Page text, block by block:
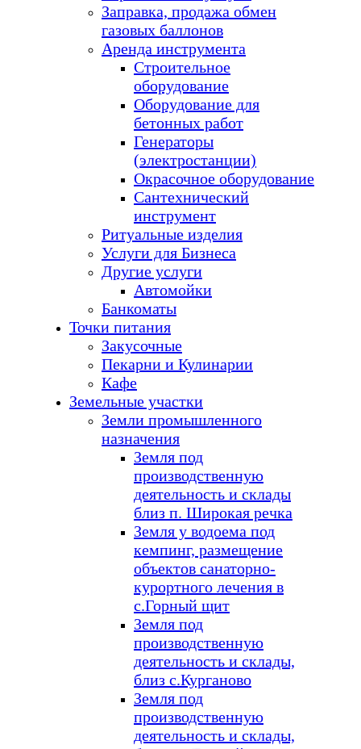
Заправка, продажа обмен
газовых баллонов
Аренда инструмента
Строительное
оборудование
Оборудование для
бетонных работ
Генераторы
(электростанции)
Окрасочное оборудование
Сантехнический
инструмент
Ритуальные изделия
Услуги для Бизнеса
Другие услуги
Автомойки
Банкоматы
Точки питания
Закусочные
Пекарни и Кулинарии
Кафе
Земельные участки
Земли промышленного
назначения
Земля под
производственную
деятельность и склады
близ п. Широкая речка
Земля у водоема под
кемпинг, размещение
объектов санаторно-
курортного лечения в
с.Горный щит
Земля под
производственную
деятельность и склады,
близ с.Курганово
Земля под
производственную
деятельность и склады,